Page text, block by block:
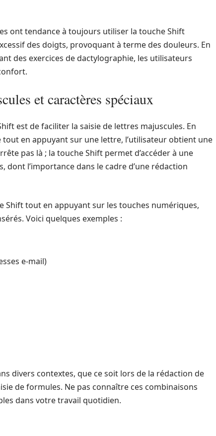
ont tendance à toujours utiliser la touche Shift
des doigts, provoquant à terme des douleurs. En
des exercices de dactylographie, les utilisateurs
et caractères spéciaux
est de faciliter la saisie de lettres majuscules. En
en appuyant sur une lettre, l’utilisateur obtient une
pas là ; la touche Shift permet d’accéder à une
dont l’importance dans le cadre d’une rédaction
Shift tout en appuyant sur les touches numériques,
Voici quelques exemples :
e-mail)
divers contextes, que ce soit lors de la rédaction de
de formules. Ne pas connaître ces combinaisons
dans votre travail quotidien.